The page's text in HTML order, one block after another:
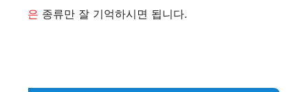
은 종류만 잘 기억하시면 됩니다.